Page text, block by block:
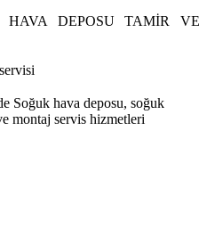
DEPOSU TAMİR VE
Soğuk hava deposu, soğuk
montaj servis hizmetleri